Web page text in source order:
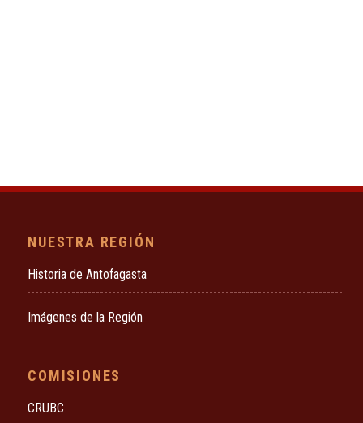
NUESTRA REGIÓN
Historia de Antofagasta
Imágenes de la Región
COMISIONES
CRUBC